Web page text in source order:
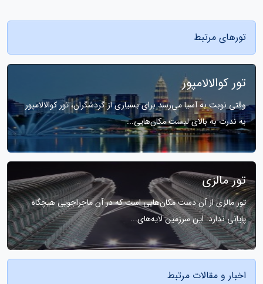
تورهای مرتبط
تور کوالالامپور
وقتی نوبت به آسیا می‌رسد برای بسیاری از گردشگران، تور کوالالامپور
به ندرت به بالای لیست مکان‌هایی...
تور مالزی
تور مالزی از آن دست مکان‌هایی است که در آن ماجراجویی هیچگاه
پایانی ندارد. این سرزمین لایه‌های...
اخبار و مقالات مرتبط